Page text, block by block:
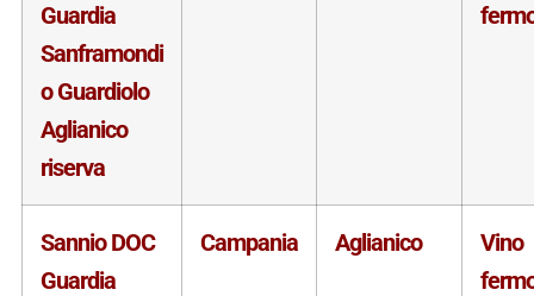
Guardia
Sanframondi
o Guardiolo
Aglianico
riserva
Sannio DOC
Guardia
Campania Aglianico
Vino